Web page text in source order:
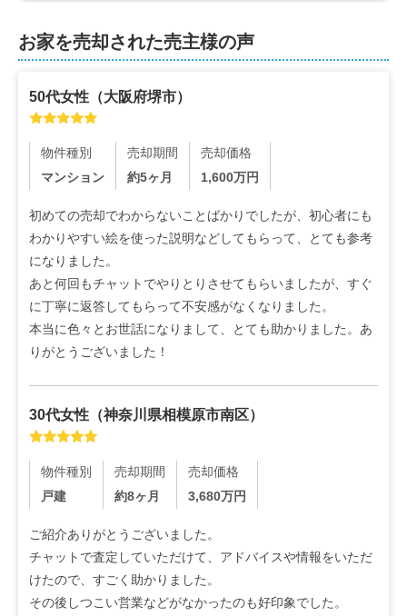
お家を売却された売主様の声
50代女性 （大阪府堺市）
物件種別
マンション
売却期間
約5ヶ月
売却価格
1,600万円
初めての売却でわからないことばかりでしたが、初心者にも
わかりやすい絵を使った説明などしてもらって、とても参考
になりました。
あと何回もチャットでやりとりさせてもらいましたが、すぐ
に丁寧に返答してもらって不安感がなくなりました。
本当に色々とお世話になりまして、とても助かりました。あ
りがとうございました！
30代女性 （神奈川県相模原市南区）
物件種別
戸建
売却期間
約8ヶ月
売却価格
3,680万円
ご紹介ありがとうございました。
チャットで査定していただけて、アドバイスや情報をいただ
けたので、すごく助かりました。
その後しつこい営業などがなかったのも好印象でした。